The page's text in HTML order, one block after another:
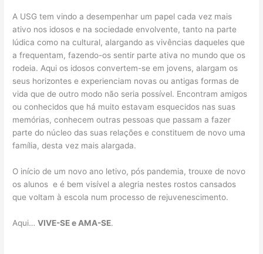
A USG tem vindo a desempenhar um papel cada vez mais
ativo nos idosos e na sociedade envolvente, tanto na parte
lúdica como na cultural, alargando as vivências daqueles que
a frequentam, fazendo-os sentir parte ativa no mundo que os
rodeia. Aqui os idosos convertem-se em jovens, alargam os
seus horizontes e experienciam novas ou antigas formas de
vida que de outro modo não seria possível. Encontram amigos
ou conhecidos que há muito estavam esquecidos nas suas
memórias, conhecem outras pessoas que passam a fazer
parte do núcleo das suas relações e constituem de novo uma
família, desta vez mais alargada.
O início de um novo ano letivo, pós pandemia, trouxe de novo
os alunos e é bem visível a alegria nestes rostos cansados
que voltam à escola num processo de rejuvenescimento.
Aqui…VIVE-SE e AMA-SE.